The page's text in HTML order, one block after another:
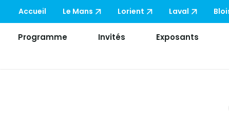
Accueil Le Mans Lorient Laval
Programme Invités Exposants